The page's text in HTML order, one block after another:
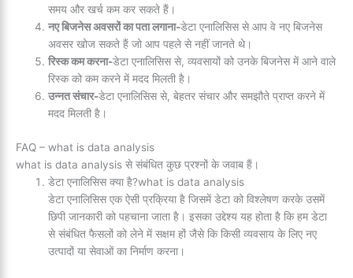
समय और खर्च कम कर सकते हैं।
नए बिजनेस अवसरों का पता लगाना-डेटा एनालिसिस से आप वे नए बिजनेस
अवसर खोज सकते हैं जो आप पहले से नहीं जानते थे।
रिस्क कम करना-डेटा एनालिसिस से, व्यवसायों को उनके बिजनेस में आने वाले
रिस्क को कम करने में मदद मिलती है।
उन्नत संचार-डेटा एनालिसिस से, बेहतर संचार और समझौते प्राप्त करने में
मदद मिलती है।
FAQ – what is data analysis
what is data analysis से संबंधित कुछ प्रश्नों के जवाब हैं।
डेटा एनालिसिस क्या है?what is data analysis
डेटा एनालिसिस एक ऐसी प्रक्रिया है जिसमें डेटा को विश्लेषण करके उसमें
छिपी जानकारी को पहचाना जाता है। इसका उद्देश्य यह होता है कि हम डेटा
से संबंधित फैसलों को लेने में सक्षम हों जैसे कि किसी व्यवसाय के लिए नए
उत्पादों या सेवाओं का निर्माण करना।